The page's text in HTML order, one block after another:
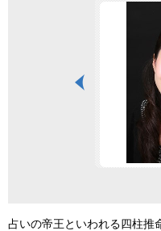
占いの帝王といわれる四柱推